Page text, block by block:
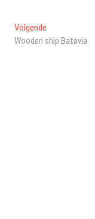
VolgendeVolgend
bericht:
Wooden ship Batavia